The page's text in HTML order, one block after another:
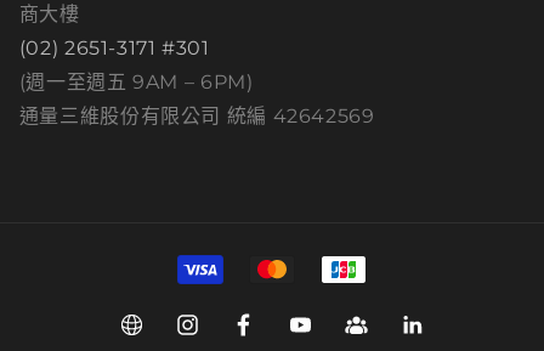
商大樓
(02) 2651-3171 #301
(週一至週五 9AM – 6PM)
通量三維股份有限公司 統編 42642569
Web InstagramFacebookYouTubeGroup Linkedin